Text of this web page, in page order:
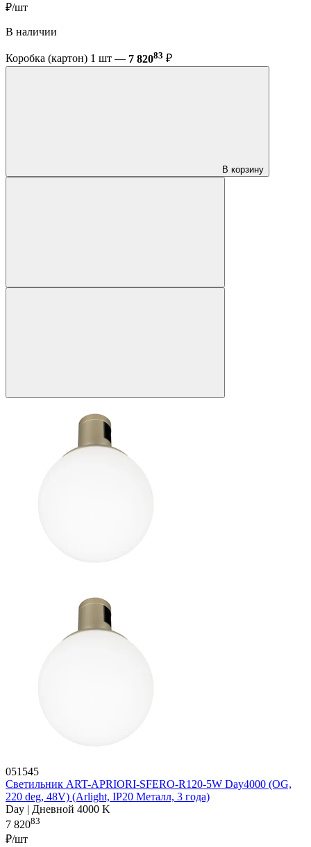
₽/шт
В наличии
Коробка (картон) 1 шт — 7 82083 ₽
В корзину
051545
Светильник ART-APRIORI-SFERO-R120-5W Day4000 (OG,
220 deg, 48V) (Arlight, IP20 Металл, 3 года)
Day | Дневной 4000 K
7 82083
₽/шт